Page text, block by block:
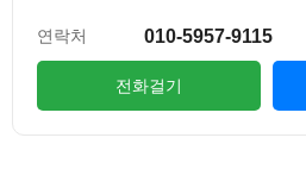
연락처 010-5957-9115
전화걸기